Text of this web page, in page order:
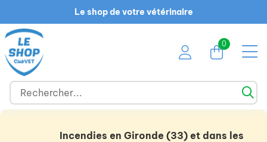
Le shop de votre vétérinaire
0
Incendies en Gironde (33) et dans les